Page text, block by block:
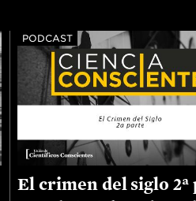
PODCAST
El crimen del siglo 2ª